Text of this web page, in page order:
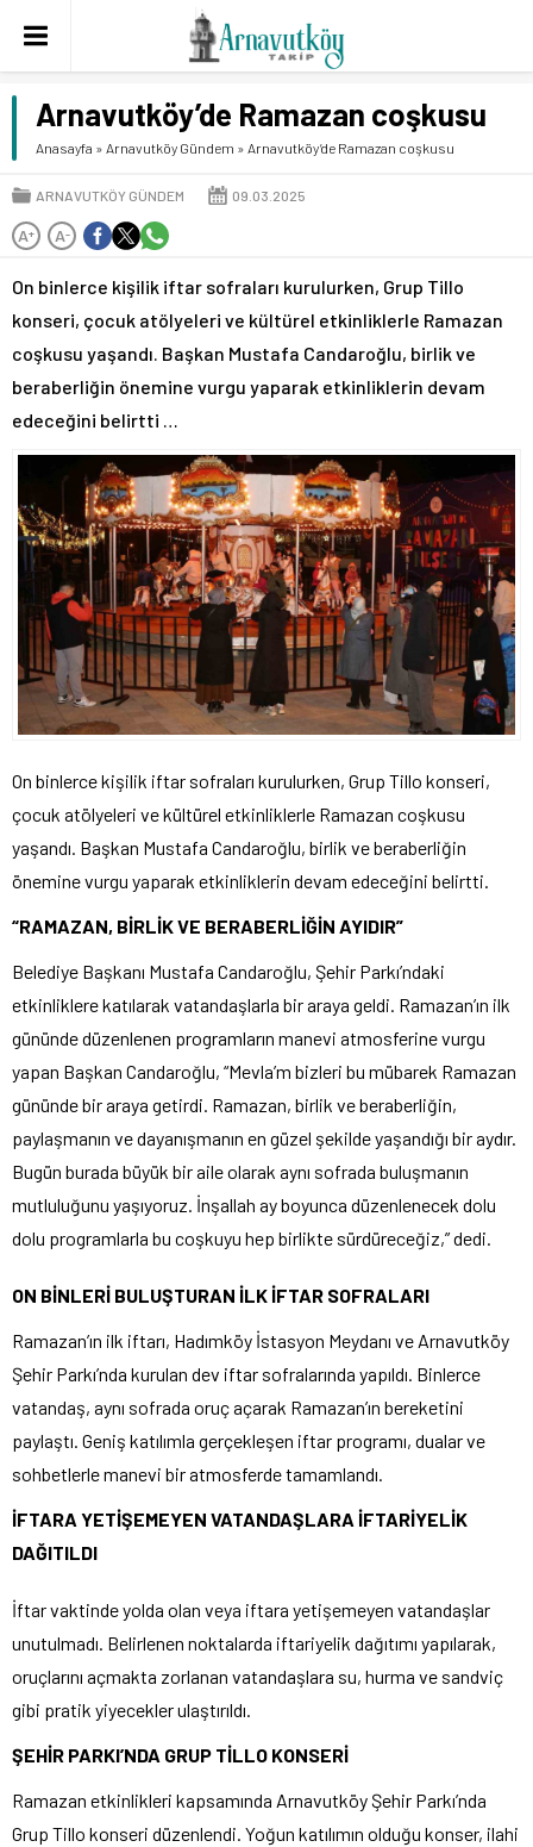
Arnavutköy’de Ramazan coşkusu
Anasayfa » Arnavutköy Gündem » Arnavutköy’de Ramazan coşkusu
ARNAVUTKÖY GÜNDEM 09.03.2025
A+ A-
On binlerce kişilik iftar sofraları kurulurken, Grup Tillo
konseri, çocuk atölyeleri ve kültürel etkinliklerle Ramazan
coşkusu yaşandı. Başkan Mustafa Candaroğlu, birlik ve
beraberliğin önemine vurgu yaparak etkinliklerin devam
edeceğini belirtti …
On binlerce kişilik iftar sofraları kurulurken, Grup Tillo konseri,
çocuk atölyeleri ve kültürel etkinliklerle Ramazan coşkusu
yaşandı. Başkan Mustafa Candaroğlu, birlik ve beraberliğin
önemine vurgu yaparak etkinliklerin devam edeceğini belirtti.
“RAMAZAN, BİRLİK VE BERABERLİĞİN AYIDIR”
Belediye Başkanı Mustafa Candaroğlu, Şehir Parkı’ndaki
etkinliklere katılarak vatandaşlarla bir araya geldi. Ramazan’ın ilk
gününde düzenlenen programların manevi atmosferine vurgu
yapan Başkan Candaroğlu, “Mevla’m bizleri bu mübarek Ramazan
gününde bir araya getirdi. Ramazan, birlik ve beraberliğin,
paylaşmanın ve dayanışmanın en güzel şekilde yaşandığı bir aydır.
Bugün burada büyük bir aile olarak aynı sofrada buluşmanın
mutluluğunu yaşıyoruz. İnşallah ay boyunca düzenlenecek dolu
dolu programlarla bu coşkuyu hep birlikte sürdüreceğiz,” dedi.
ON BİNLERİ BULUŞTURAN İLK İFTAR SOFRALARI
Ramazan’ın ilk iftarı, Hadımköy İstasyon Meydanı ve Arnavutköy
Şehir Parkı’nda kurulan dev iftar sofralarında yapıldı. Binlerce
vatandaş, aynı sofrada oruç açarak Ramazan’ın bereketini
paylaştı. Geniş katılımla gerçekleşen iftar programı, dualar ve
sohbetlerle manevi bir atmosferde tamamlandı.
İFTARA YETİŞEMEYEN VATANDAŞLARA İFTARİYELİK
DAĞITILDI
İftar vaktinde yolda olan veya iftara yetişemeyen vatandaşlar
unutulmadı. Belirlenen noktalarda iftariyelik dağıtımı yapılarak,
oruçlarını açmakta zorlanan vatandaşlara su, hurma ve sandviç
gibi pratik yiyecekler ulaştırıldı.
ŞEHİR PARKI’NDA GRUP TİLLO KONSERİ
Ramazan etkinlikleri kapsamında Arnavutköy Şehir Parkı’nda
Grup Tillo konseri düzenlendi. Yoğun katılımın olduğu konser, ilahi